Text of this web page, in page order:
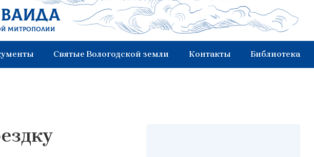
митрополии
Святые Вологодской земли Контакты Библиотека